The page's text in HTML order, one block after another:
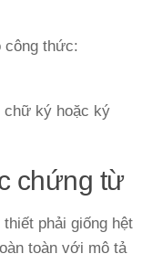
công thức:
chữ ký hoặc ký
chứng từ
phải giống hệt
toàn với mô tả